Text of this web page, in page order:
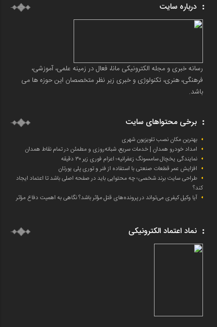
درباره سایت
رسانه خبری و مجله الکترونیکی مانا، فعال در زمینه علمی، آموزشی،
فرهنگی، هنری، تکنولوژی و خبری زیر نظر متخصصان این حوزه ها می
باشد.
برخی محتواهای سایت
بهترین مکان نصب تلویزیون شهری
امداد خودرو همدان | خدمات سریع، شبانه‌روزی و مطمئن در تمام نقاط همدان
نمایندگی یخچال سامسونگ زعفرانیه؛ اعزام فوری زیر ۳۰ دقیقه
افزایش عمر قطعات صنعتی با استفاده از فنر و توری پلی یورتان
طراحی سایت برند شخصی؛ چه محتوایی باید در صفحه اصلی باشد تا اعتماد ایجاد
کند؟
آیا وکیل کیفری می‌تواند در پرونده‌های قتل مؤثر باشد؟ نگاهی به اهمیت دفاع مؤثر
نماد اعتماد الکترونیکی